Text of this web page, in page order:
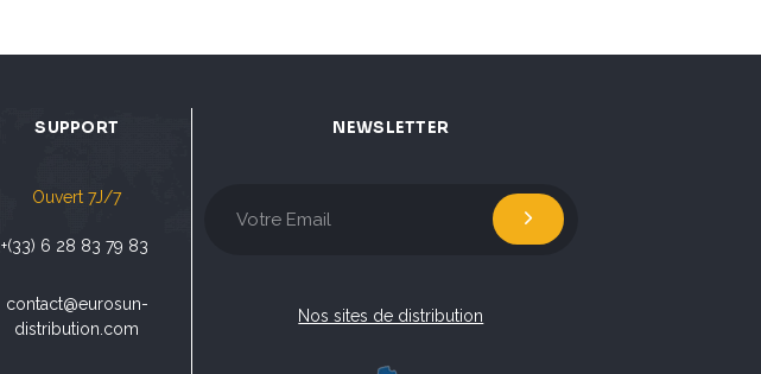
SUPPORT
Ouvert 7J/7
+(33) 6 28 83 79 83
contact@eurosun-
distribution.com
NEWSLETTER
Nos sites de distribution